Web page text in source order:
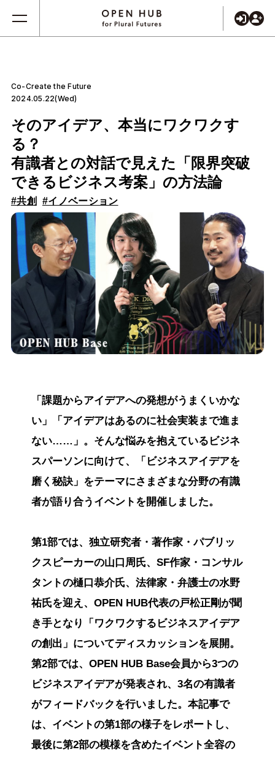
Co-Create the Future
2024.05.22(Wed)
そのアイデア、本当にワクワクす
る？
有識者との対話で見えた「限界突破
できるビジネス考案」の方法論
#共創 #イノベーション
「課題からアイデアへの発想がうまくいかな
い」「アイデアはあるのに社会実装まで進ま
ない……」。そんな悩みを抱えているビジネ
スパーソンに向けて、「ビジネスアイデアを
磨く秘訣」をテーマにさまざまな分野の有識
者が語り合うイベントを開催しました。
第1部では、独立研究者・著作家・パブリッ
クスピーカーの山口周氏、SF作家・コンサル
タントの樋口恭介氏、法律家・弁護士の水野
祐氏を迎え、OPEN HUB代表の戸松正剛が聞
き手となり「ワクワクするビジネスアイデア
の創出」についてディスカッションを展開。
第2部では、OPEN HUB Base会員から3つの
ビジネスアイデアが発表され、3名の有識者
がフィードバックを行いました。本記事で
は、イベントの第1部の様子をレポートし、
最後に第2部の模様を含めたイベント全容の